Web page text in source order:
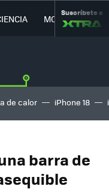
MOVILIDAD
Suscríbete a
de calor iPhone 18
barra de